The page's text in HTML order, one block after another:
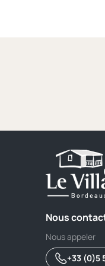
Nous
Nous appeler
+33 (0)5